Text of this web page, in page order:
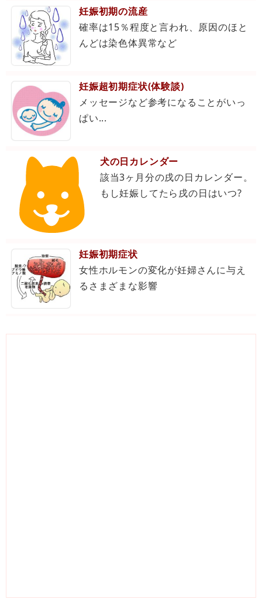
妊娠初期の流産
確率は15％程度と言われ、原因のほと
んどは染色体異常など
妊娠超初期症状(体験談)
メッセージなど参考になることがいっ
ぱい...
犬の日カレンダー
該当3ヶ月分の戌の日カレンダー。
もし妊娠してたら戌の日はいつ?
妊娠初期症状
女性ホルモンの変化が妊婦さんに与え
るさまざまな影響